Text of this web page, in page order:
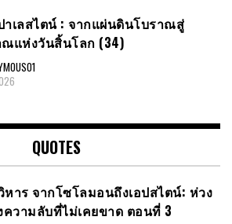
าเลสไตน์​ : จากแผ่นดินโบราณสู่
แห่งวันสิ้นโลก​ (34)
QUOTES
หาร จากโซโลมอนถึงเอปสไตน์: ห่วง
วามลับที่ไม่เคยขาด ตอนที่ 3